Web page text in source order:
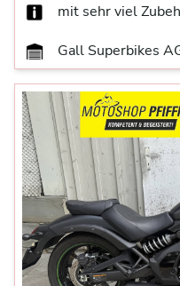
mit sehr viel
Gall Superbikes